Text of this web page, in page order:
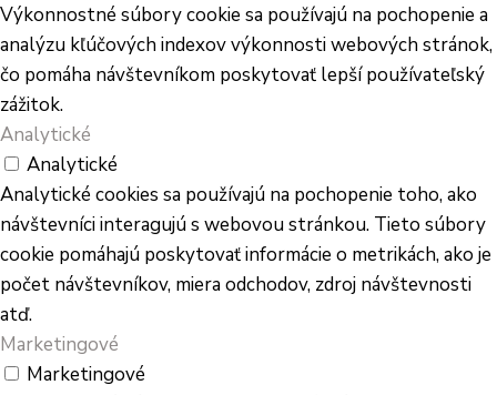
Výkonnostné súbory cookie sa používajú na pochopenie a
analýzu kľúčových indexov výkonnosti webových stránok,
čo pomáha návštevníkom poskytovať lepší používateľský
zážitok.
Analytické
Analytické
Analytické cookies sa používajú na pochopenie toho, ako
návštevníci interagujú s webovou stránkou. Tieto súbory
cookie pomáhajú poskytovať informácie o metrikách, ako je
počet návštevníkov, miera odchodov, zdroj návštevnosti
atď.
Marketingové
Marketingové